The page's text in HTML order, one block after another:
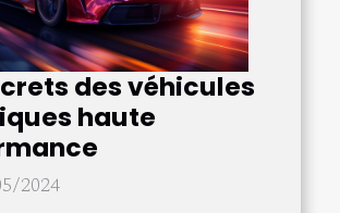
des véhicules
haute
2024